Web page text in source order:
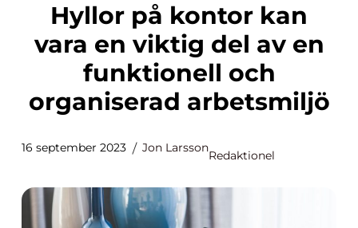
Hyllor på kontor kan
vara en viktig del av en
funktionell och
organiserad arbetsmiljö
16 september 2023 Jon Larsson
Redaktionel